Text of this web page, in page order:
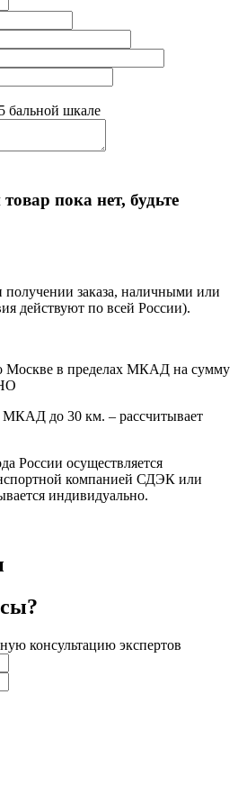
бальной шкале
пока нет, будьте
получении заказа, наличными или
действуют по всей России).
Москве в пределах МКАД на сумму
МКАД до 30 км. – рассчитывает
России осуществляется
компанией СДЭК или
индивидуально.
консультацию экспертов